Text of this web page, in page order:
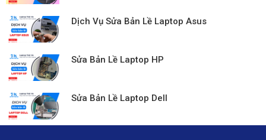
Dịch Vụ Sửa Bản Lề Laptop Asus
Sửa Bản Lề Laptop HP
Sửa Bản Lề Laptop Dell